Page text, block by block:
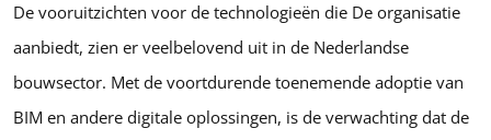
De vooruitzichten voor de technologieën die De organisatie
aanbiedt, zien er veelbelovend uit in de Nederlandse
bouwsector. Met de voortdurende toenemende adoptie van
BIM en andere digitale oplossingen, is de verwachting dat de